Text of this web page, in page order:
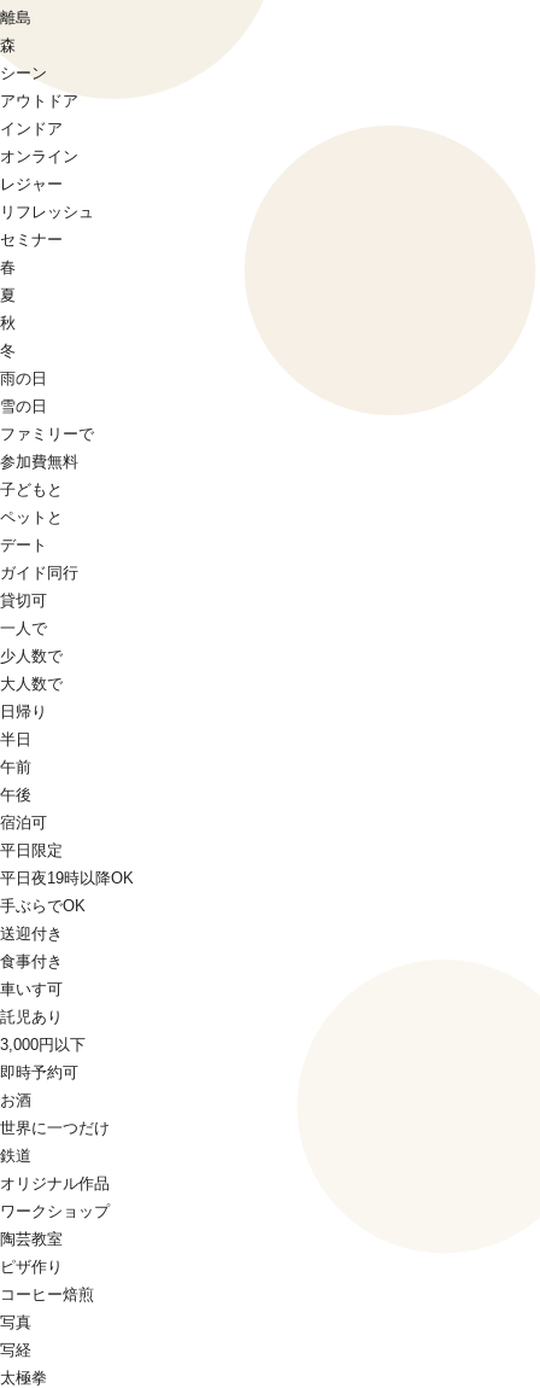
離島
森
シーン
アウトドア
インドア
オンライン
レジャー
リフレッシュ
セミナー
春
夏
秋
冬
雨の日
雪の日
ファミリーで
参加費無料
子どもと
ペットと
デート
ガイド同行
貸切可
一人で
少人数で
大人数で
日帰り
半日
午前
午後
宿泊可
平日限定
平日夜19時以降OK
手ぶらでOK
送迎付き
食事付き
車いす可
託児あり
3,000円以下
即時予約可
お酒
世界に一つだけ
鉄道
オリジナル作品
ワークショップ
陶芸教室
ピザ作り
コーヒー焙煎
写真
写経
太極拳